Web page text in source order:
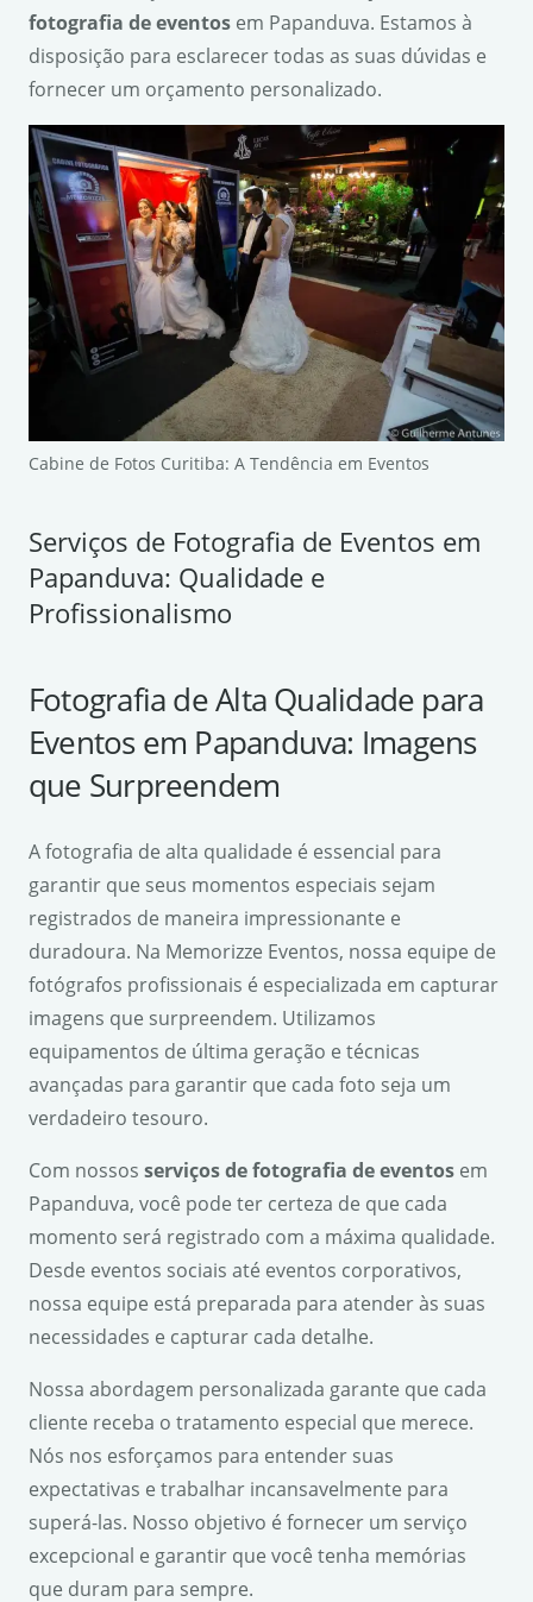
fotografia de eventos em Papanduva. Estamos à
disposição para esclarecer todas as suas dúvidas e
fornecer um orçamento personalizado.
Cabine de Fotos Curitiba: A Tendência em Eventos
Serviços de Fotografia de Eventos em
Papanduva: Qualidade e
Profissionalismo
Fotografia de Alta Qualidade para
Eventos em Papanduva: Imagens
que Surpreendem
A fotografia de alta qualidade é essencial para
garantir que seus momentos especiais sejam
registrados de maneira impressionante e
duradoura. Na Memorizze Eventos, nossa equipe de
fotógrafos profissionais é especializada em capturar
imagens que surpreendem. Utilizamos
equipamentos de última geração e técnicas
avançadas para garantir que cada foto seja um
verdadeiro tesouro.
Com nossos serviços de fotografia de eventos em
Papanduva, você pode ter certeza de que cada
momento será registrado com a máxima qualidade.
Desde eventos sociais até eventos corporativos,
nossa equipe está preparada para atender às suas
necessidades e capturar cada detalhe.
Nossa abordagem personalizada garante que cada
cliente receba o tratamento especial que merece.
Nós nos esforçamos para entender suas
expectativas e trabalhar incansavelmente para
superá-las. Nosso objetivo é fornecer um serviço
excepcional e garantir que você tenha memórias
que duram para sempre.